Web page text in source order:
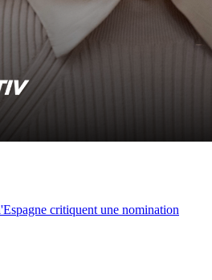
critiquent une nomination